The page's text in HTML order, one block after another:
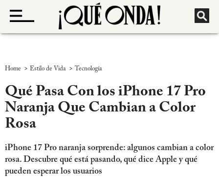
Home > Estilo de Vida > Tecnología
Qué Pasa Con los iPhone 17 Pro
Naranja Que Cambian a Color
Rosa
iPhone 17 Pro naranja sorprende: algunos cambian a color
rosa. Descubre qué está pasando, qué dice Apple y qué
pueden esperar los usuarios